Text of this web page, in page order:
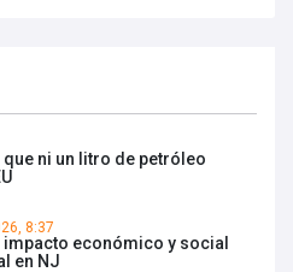
ni un litro de petróleo
8:37
impacto económico y social
en NJ